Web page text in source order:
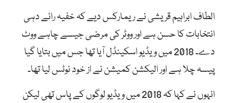
الطاف ابراہیم قریشی نے ریمارکس دیے کہ خفیہ رائے دہی
انتخابات کا حسن ہے اور ووٹر کی مرضی جیسے چاہے ووٹ
دے۔ 2018 میں ویڈیو اسکینڈل آیا تھا جس میں بتایا گیا
پیسہ چلا ہے اور الیکشن کمیشن نے از خود نوٹس لیا تھا۔
انہوں نے کہا کہ 2018 میں ویڈیو لوگوں کے پاس تھی لیکن